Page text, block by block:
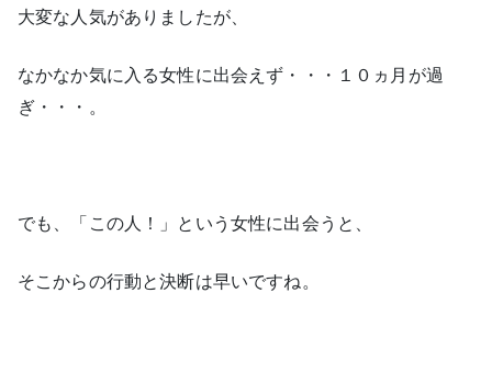
大変な人気がありましたが、
なかなか気に入る女性に出会えず・・・１０ヵ月が過
ぎ・・・。
でも、「この人！」という女性に出会うと、
そこからの行動と決断は早いですね。